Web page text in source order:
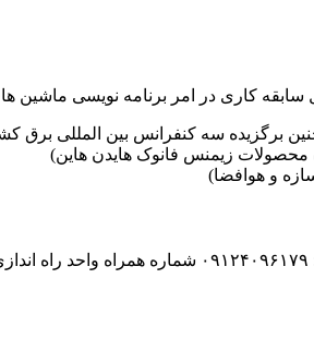
برگزیده سه کنفرانس بین المللی برق
زیمنس فانوک هایدن هاین)
و هوافضا)